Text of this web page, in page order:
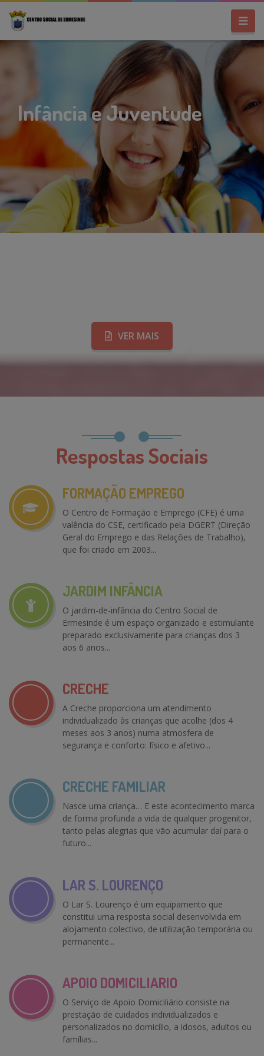
Infância e Juventude
"Tudo é possível para um coração cheio de vontade."
VER MAIS
Respostas Sociais
FORMAÇÃO EMPREGO
O Centro de Formação e Emprego (CFE) é uma
valência do CSE, certificado pela DGERT (Direção
Geral do Emprego e das Relações de Trabalho),
que foi criado em 2003...
JARDIM INFÂNCIA
O jardim-de-infância do Centro Social de
Ermesinde é um espaço organizado e estimulante
preparado exclusivamente para crianças dos 3
aos 6 anos...
CRECHE
A Creche proporciona um atendimento
individualizado às crianças que acolhe (dos 4
meses aos 3 anos) numa atmosfera de
segurança e conforto: físico e afetivo...
CRECHE FAMILIAR
Nasce uma criança… E este acontecimento marca
de forma profunda a vida de qualquer progenitor,
tanto pelas alegrias que vão acumular daí para o
futuro...
LAR S. LOURENÇO
O Lar S. Lourenço é um equipamento que
constitui uma resposta social desenvolvida em
alojamento colectivo, de utilização temporária ou
permanente...
APOIO DOMICILIARIO
O Serviço de Apoio Domiciliário consiste na
prestação de cuidados individualizados e
personalizados no domicílio, a idosos, adultos ou
famílias...